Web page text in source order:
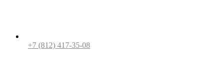
+7 (812) 417-35-08